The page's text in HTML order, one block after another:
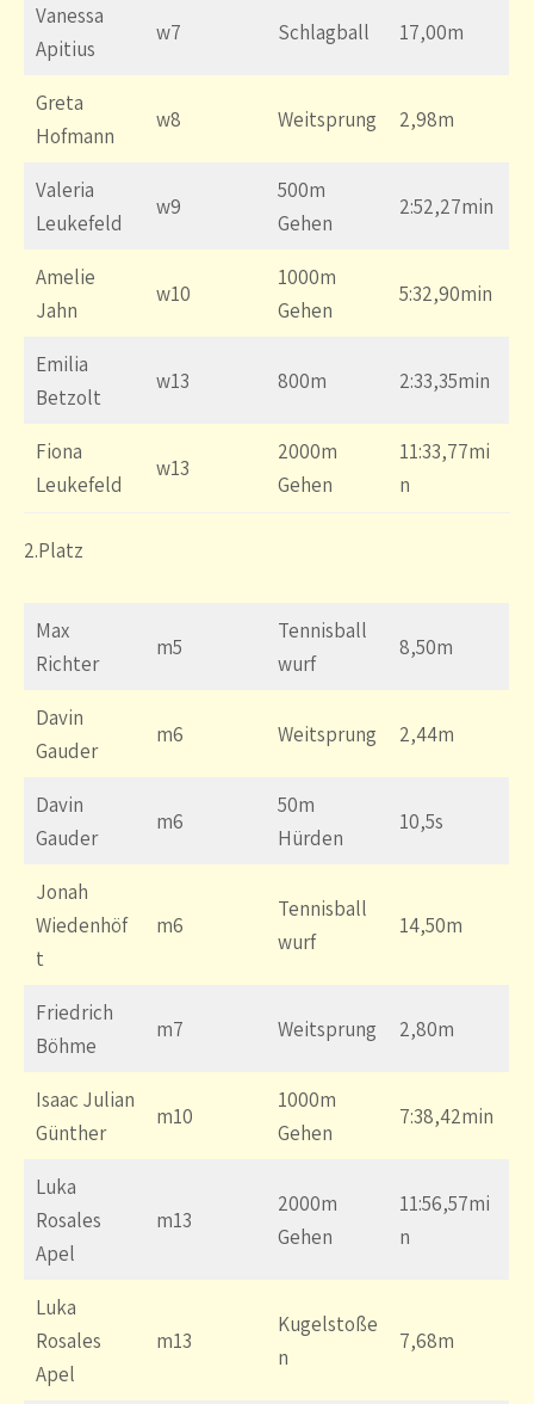
Vanessa
Apitius
w7 Schlagball 17,00m
Greta
Hofmann
w8 Weitsprung 2,98m
Valeria
Leukefeld
w9
500m
Gehen
2:52,27min
Amelie
Jahn
w10
1000m
Gehen
5:32,90min
Emilia
Betzolt
w13 800m 2:33,35min
Fiona
Leukefeld
w13
2000m
Gehen
11:33,77mi
n
2.Platz
Max
Richter
m5
Tennisball
wurf
8,50m
Davin
Gauder
m6 Weitsprung 2,44m
Davin
Gauder
m6
50m
Hürden
10,5s
Jonah
Wiedenhöf
t
m6
Tennisball
wurf
14,50m
Friedrich
Böhme
m7 Weitsprung 2,80m
Isaac Julian
Günther
m10
1000m
Gehen
7:38,42min
Luka
Rosales
Apel
m13
2000m
Gehen
11:56,57mi
n
Luka
Rosales
Apel
m13
Kugelstoße
n
7,68m